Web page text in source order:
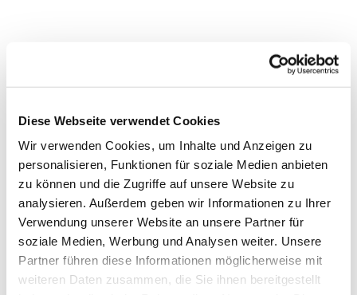
Diese Webseite verwendet Cookies
Wir verwenden Cookies, um Inhalte und Anzeigen zu
personalisieren, Funktionen für soziale Medien anbieten
zu können und die Zugriffe auf unsere Website zu
analysieren. Außerdem geben wir Informationen zu Ihrer
Verwendung unserer Website an unsere Partner für
soziale Medien, Werbung und Analysen weiter. Unsere
Partner führen diese Informationen möglicherweise mit
weiteren Daten zusammen, die Sie ihnen bereitgestellt